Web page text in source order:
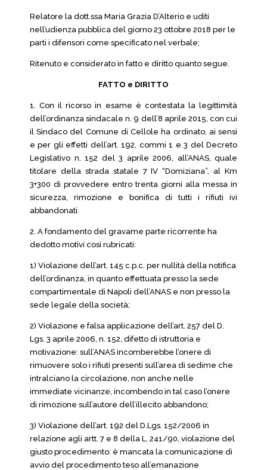
Relatore la dott.ssa Maria Grazia D’Alterio e uditi
nell’udienza pubblica del giorno 23 ottobre 2018 per le
parti i difensori come specificato nel verbale;
Ritenuto e considerato in fatto e diritto quanto segue.
FATTO e DIRITTO
1. Con il ricorso in esame è contestata la legittimità
dell’ordinanza sindacale n. 9 dell’8 aprile 2015, con cui
il Sindaco del Comune di Cellole ha ordinato, ai sensi
e per gli effetti dell’art. 192, commi 1 e 3 del Decreto
Legislativo n. 152 del 3 aprile 2006, all’ANAS, quale
titolare della strada statale 7 IV “Domiziana”, al Km
3+300 di provvedere entro trenta giorni alla messa in
sicurezza, rimozione e bonifica di tutti i rifiuti ivi
abbandonati.
2. A fondamento del gravame parte ricorrente ha
dedotto motivi così rubricati:
1) Violazione dell’art. 145 c.p.c. per nullità della notifica
dell’ordinanza, in quanto effettuata presso la sede
compartimentale di Napoli dell’ANAS e non presso la
sede legale della società;
2) Violazione e falsa applicazione dell’art. 257 del D.
Lgs. 3 aprile 2006, n. 152, difetto di istruttoria e
motivazione: sull’ANAS incomberebbe l’onere di
rimuovere solo i rifiuti presenti sull’area di sedime che
intralciano la circolazione, non anche nelle
immediate vicinanze, incombendo in tal caso l’onere
di rimozione sull’autore dell’illecito abbandono;
3) Violazione dell’art. 192 del D.Lgs. 152/2006 in
relazione agli artt. 7 e 8 della L. 241/90, violazione del
giusto procedimento: è mancata la comunicazione di
avvio del procedimento teso all’emanazione